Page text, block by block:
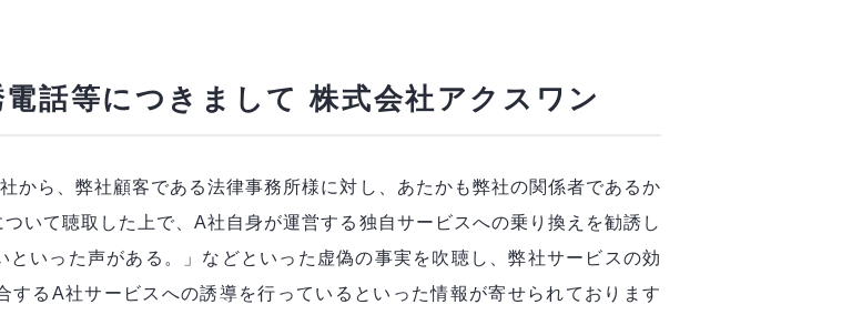
話等につきまして 株式会社アクスワン
から、弊社顧客である法律事務所様に対し、あたかも弊社の関係者であるか
いて聴取した上で、A社自身が運営する独自サービスへの乗り換えを勧誘し
いった声がある。」などといった虚偽の事実を吹聴し、弊社サービスの効
るA社サービスへの誘導を行っているといった情報が寄せられております